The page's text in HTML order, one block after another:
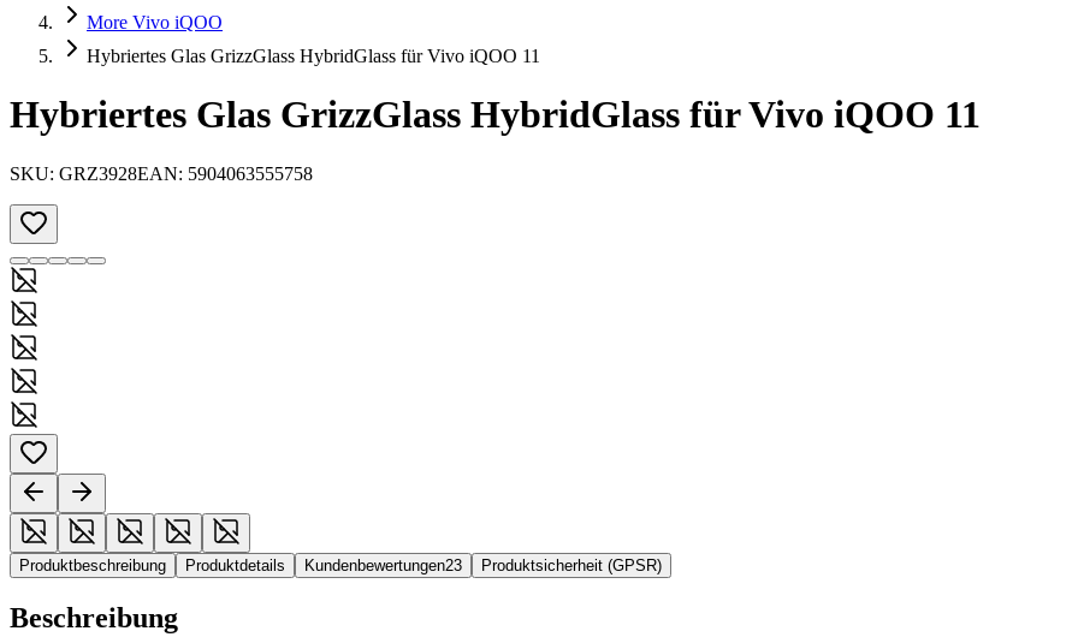
More Vivo iQOO
Hybriertes Glas GrizzGlass HybridGlass für Vivo iQOO 11
Hybriertes Glas GrizzGlass HybridGlass für Vivo iQOO 11
SKU: GRZ3928EAN: 5904063555758
Produktbeschreibung Produktdetails Kundenbewertungen23 Produktsicherheit (GPSR)
Beschreibung